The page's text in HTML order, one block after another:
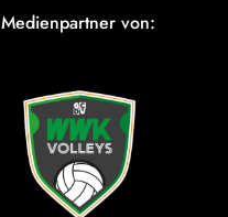
Medienpartner von: